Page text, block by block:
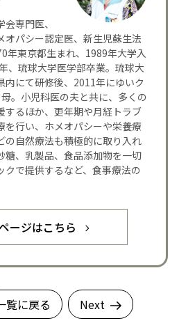
会専門医、
オパシー認定医、新生児蘇生法
年東京都生まれ、1989年大学入
、琉球大学医学部卒業。琉球大
内にて研修後、2011年にゆいク
。小児科医の夫と共に、多くの
するほか、更年期や月経トラブ
を行い、ホメオパシーや栄養療
の自然療法も積極的に取り入れ
糖、乳製品、食品添加物を一切
で提供するなど、食事療法の
ージはこちら
覧に戻る Next